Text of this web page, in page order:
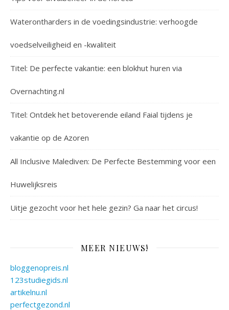
Waterontharders in de voedingsindustrie: verhoogde
voedselveiligheid en -kwaliteit
Titel: De perfecte vakantie: een blokhut huren via
Overnachting.nl
Titel: Ontdek het betoverende eiland Faial tijdens je
vakantie op de Azoren
All Inclusive Malediven: De Perfecte Bestemming voor een
Huwelijksreis
Uitje gezocht voor het hele gezin? Ga naar het circus!
MEER NIEUWS!
bloggenopreis.nl
123studiegids.nl
artikelnu.nl
perfectgezond.nl